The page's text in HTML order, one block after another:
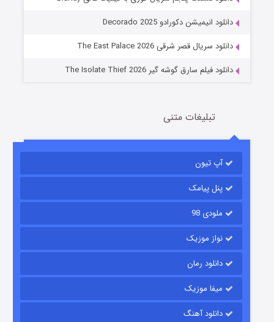
عملیات آپارتمان
قسمت2 (زیرنویس) منتشر شد
دانلود انیمیشن دکورادو Decorado 2025
دانلود سریال قصر شرقی The East Palace 2026
دانلود فیلم سارق گوشه گیر The Isolate Thief 2026
تبلیغات متنی
آپ تیون
پنل پیامک
ملودی 98
نواز موزیک
دانلود رمان
میفا موزیک
دانلود آهنگ